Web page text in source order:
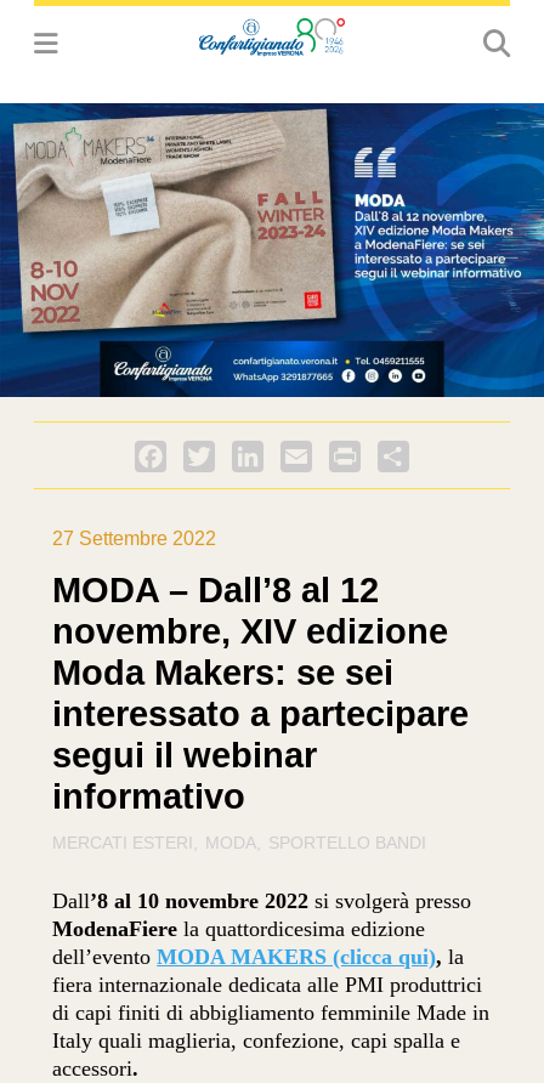
Facebook
Twitter LinkedInEmail PrintFriendly
27 Settembre 2022
MODA – Dall’8 al 12
novembre, XIV edizione
Moda Makers: se sei
interessato a partecipare
segui il webinar
informativo
MERCATI ESTERI MODA SPORTELLO BANDI
Dall’8 al 10 novembre 2022si svolgerà presso
ModenaFiere la quattordicesima edizione
dell’eventoMODA MAKERS (clicca qui),la
fiera internazionale dedicata alle PMI produttrici
di capi finiti di abbigliamento femminile Made in
Italy quali maglieria, confezione, capi spalla e
accessori.